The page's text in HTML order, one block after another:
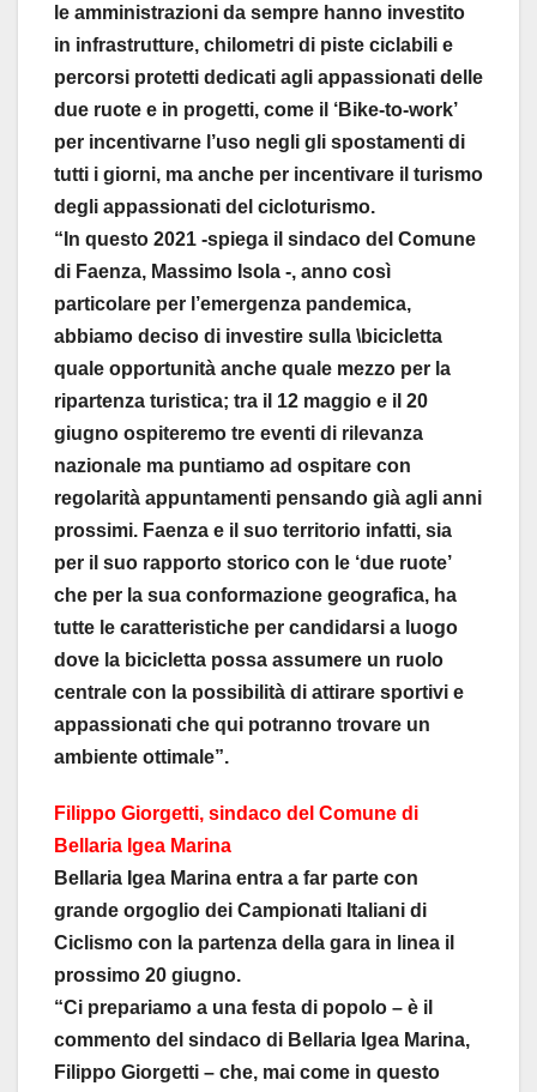
le amministrazioni da sempre hanno investito
in infrastrutture, chilometri di piste ciclabili e
percorsi protetti dedicati agli appassionati delle
due ruote e in progetti, come il ‘Bike-to-work’
per incentivarne l’uso negli gli spostamenti di
tutti i giorni, ma anche per incentivare il turismo
degli appassionati del cicloturismo.
“In questo 2021 -spiega il sindaco del Comune
di Faenza, Massimo Isola -, anno così
particolare per l’emergenza pandemica,
abbiamo deciso di investire sulla \bicicletta
quale opportunità anche quale mezzo per la
ripartenza turistica; tra il 12 maggio e il 20
giugno ospiteremo tre eventi di rilevanza
nazionale ma puntiamo ad ospitare con
regolarità appuntamenti pensando già agli anni
prossimi. Faenza e il suo territorio infatti, sia
per il suo rapporto storico con le ‘due ruote’
che per la sua conformazione geografica, ha
tutte le caratteristiche per candidarsi a luogo
dove la bicicletta possa assumere un ruolo
centrale con la possibilità di attirare sportivi e
appassionati che qui potranno trovare un
ambiente ottimale”.
Filippo Giorgetti, sindaco del Comune di
Bellaria Igea Marina
Bellaria Igea Marina entra a far parte con
grande orgoglio dei Campionati Italiani di
Ciclismo con la partenza della gara in linea il
prossimo 20 giugno.
“Ci prepariamo a una festa di popolo – è il
commento del sindaco di Bellaria Igea Marina,
Filippo Giorgetti – che, mai come in questo